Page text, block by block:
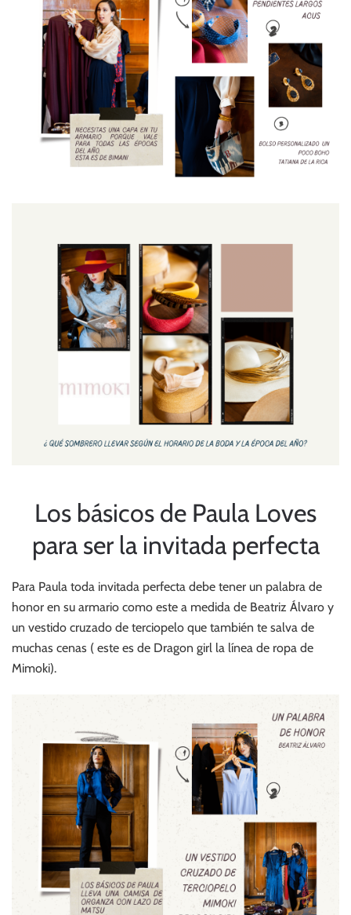
Los básicos de Paula Loves
para ser la invitada perfecta
Para Paula toda invitada perfecta debe tener un palabra de
honor en su armario como este a medida de Beatriz Álvaro y
un vestido cruzado de terciopelo que también te salva de
muchas cenas ( este es de Dragon girl la línea de ropa de
Mimoki).